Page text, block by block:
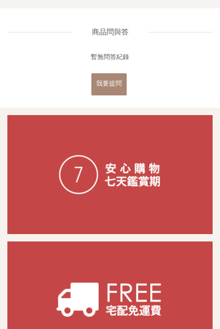
商品問與答
暫無問答紀錄
我要提問